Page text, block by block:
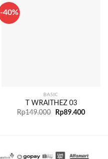
-40%
BASIC
T WRAITHEZ 03
Rp149.000 Rp89.400